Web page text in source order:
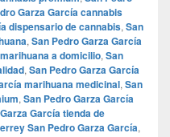
Garza García cannabis
dispensario de cannabis, San
, San Pedro Garza García
a domicilio, San
, San Pedro Garza García
marihuana medicinal, San
, San Pedro Garza García
García tienda de
San Pedro Garza García,